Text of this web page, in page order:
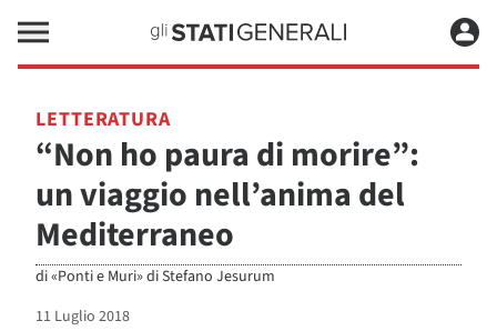
LETTERATURA
“Non ho paura di morire”:
un viaggio nell’anima del
Mediterraneo
di«Ponti e Muri» di Stefano Jesurum
11 Luglio 2018